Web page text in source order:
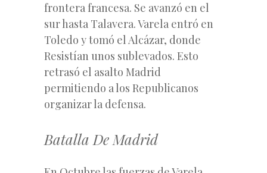
frontera francesa. Se avanzó en el
sur hasta Talavera. Varela entró en
Toledo y tomó el Alcázar, donde
Resistían unos sublevados. Esto
retrasó el asalto Madrid
permitiendo a los Republicanos
organizar la defensa.
Batalla De Madrid